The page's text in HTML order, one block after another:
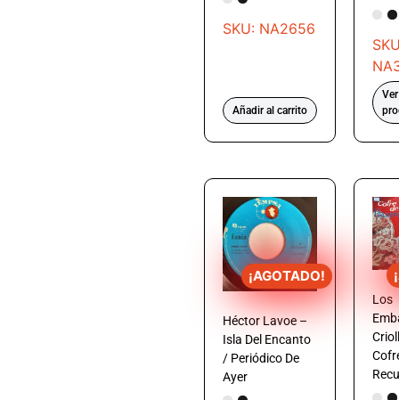
SKU: NA2656
Añadir al carrito
Ver
¡AGOTADO!
Héctor Lavoe –
Isla Del Encanto
/ Periódico De
Ayer
Los